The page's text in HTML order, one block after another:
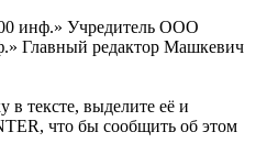
инф.» Учредитель ООО
Главный редактор Машкевич
тексте, выделите её и
что бы сообщить об этом